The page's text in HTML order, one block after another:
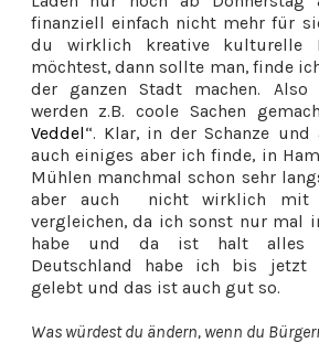
finanziell einfach nicht mehr für
du wirklich kreative kulturelle
möchtest, dann sollte man, finde
der ganzen Stadt machen.
werden z.B. coole Sachen
Veddel“. Klar, in der Schanze
auch einiges aber ich finde, in
Mühlen manchmal schon sehr
aber auch nicht wirklich mit
vergleichen, da ich sonst nur mal
habe und da ist halt alles
Deutschland habe ich bis jetzt
gelebt und das ist auch gut so.
Was würdest du ändern, wenn du